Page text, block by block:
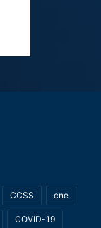
CCSS cne
COVID-19